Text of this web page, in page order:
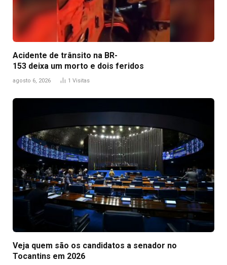
Acidente de trânsito na BR-
153 deixa um morto e dois feridos
agosto 6, 2026 1 Visitas
Veja quem são os candidatos a senador no
Tocantins em 2026